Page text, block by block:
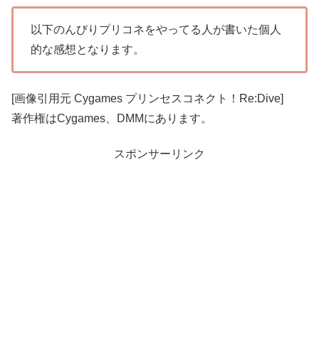
以下のんびりプリコネをやってる人が書いた個人
的な感想となります。
[画像引用元 Cygames プリンセスコネクト！Re:Dive]
著作権はCygames、DMMにあります。
スポンサーリンク